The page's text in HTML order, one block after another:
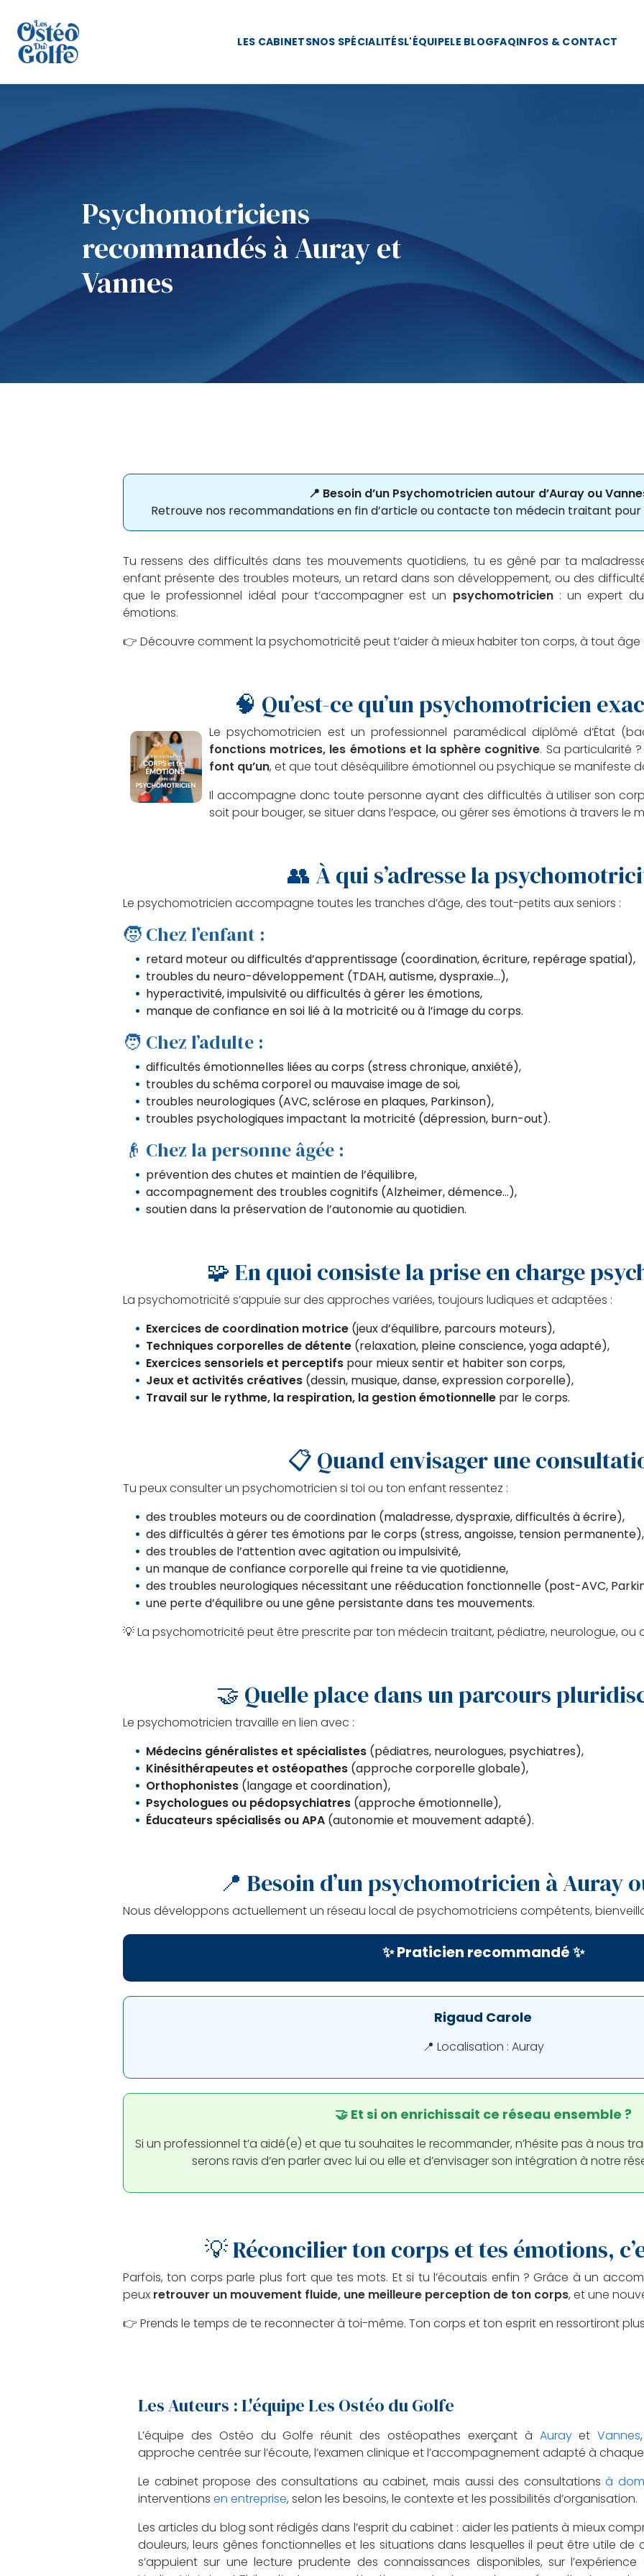
LES CABINETSNOS SPÉCIALITÉSL'ÉQUIPELE BLOGFAQINFOS & CONTACT
Psychomotriciens
recommandés à Auray et
Vannes
📍 Besoin d’un Psychomotricien autour d’Auray ou
Retrouve nos recommandations en fin d’article ou contacte ton médecin traitant
Tu ressens des difficultés dans tes mouvements quotidiens, tu es gêné par ta
enfant présente des troubles moteurs, un retard dans son développement, ou des
que le professionnel idéal pour t’accompagner est un psychomotricien: un expert
émotions.
👉 Découvre comment la psychomotricité peut t’aider à mieux habiter ton corps, à tout
🧠 Qu’est-ce qu’un psychomotricien
Le psychomotricien est un professionnel paramédical diplômé d’État
fonctions motrices, les émotions et la sphère cognitive. Sa particularité
font qu’un, et que tout déséquilibre émotionnel ou psychique se manifeste
Il accompagne donc toute personne ayant des difficultés à utiliser son
soit pour bouger, se situer dans l’espace, ou gérer ses émotions à travers le
👥 À qui s’adresse la
Le psychomotricien accompagne toutes les tranches d’âge, des tout-petits aux seniors :
🧒 Chez l’enfant :
retard moteur ou difficultés d’apprentissage (coordination, écriture, repérage spatial),
troubles du neuro-développement (TDAH, autisme, dyspraxie…),
hyperactivité, impulsivité ou difficultés à gérer les émotions,
manque de confiance en soi lié à la motricité ou à l’image du corps.
🧑 Chez l’adulte :
difficultés émotionnelles liées au corps (stress chronique, anxiété),
troubles du schéma corporel ou mauvaise image de soi,
troubles neurologiques (AVC, sclérose en plaques, Parkinson),
troubles psychologiques impactant la motricité (dépression, burn-out).
👴 Chez la personne âgée :
prévention des chutes et maintien de l’équilibre,
accompagnement des troubles cognitifs (Alzheimer, démence…),
soutien dans la préservation de l’autonomie au quotidien.
🧩 En quoi consiste la prise en charge
La psychomotricité s’appuie sur des approches variées, toujours ludiques et adaptées :
Exercices de coordination motrice (jeux d’équilibre, parcours moteurs),
Techniques corporelles de détente (relaxation, pleine conscience, yoga adapté),
Exercices sensoriels et perceptifs pour mieux sentir et habiter son corps,
Jeux et activités créatives (dessin, musique, danse, expression corporelle),
Travail sur le rythme, la respiration, la gestion émotionnelle par le corps.
📋 Quand envisager une
Tu peux consulter un psychomotricien si toi ou ton enfant ressentez :
des troubles moteurs ou de coordination (maladresse, dyspraxie, difficultés à écrire),
des difficultés à gérer tes émotions par le corps (stress, angoisse, tension permanente),
des troubles de l’attention avec agitation ou impulsivité,
un manque de confiance corporelle qui freine ta vie quotidienne,
des troubles neurologiques nécessitant une rééducation fonctionnelle (post-AVC,
une perte d’équilibre ou une gêne persistante dans tes mouvements.
💡 La psychomotricité peut être prescrite par ton médecin traitant, pédiatre, neurologue, ou
🤝 Quelle place dans un parcours
Le psychomotricien travaille en lien avec :
Médecins généralistes et spécialistes (pédiatres, neurologues, psychiatres),
Kinésithérapeutes et ostéopathes (approche corporelle globale),
Orthophonistes (langage et coordination),
Psychologues ou pédopsychiatres (approche émotionnelle),
Éducateurs spécialisés ou APA (autonomie et mouvement adapté).
📍 Besoin d’un psychomotricien à Auray
Nous développons actuellement un réseau local de psychomotriciens compétents,
✨ Praticien recommandé ✨
Rigaud Carole
📍 Localisation : Auray
🤝 Et si on enrichissait ce réseau ensemble ?
Si un professionnel t’a aidé(e) et que tu souhaites le recommander, n’hésite pas à nous
serons ravis d’en parler avec lui ou elle et d’envisager son intégration à notre
💡 Réconcilier ton corps et tes émotions,
Parfois, ton corps parle plus fort que tes mots. Et si tu l’écoutais enfin ? Grâce à un
peux retrouver un mouvement fluide, une meilleure perception de ton corps, et une
👉 Prends le temps de te reconnecter à toi-même. Ton corps et ton esprit en ressortiront
Les Auteurs : L'équipe Les Ostéo du Golfe
L’équipe des Ostéo du Golfe réunit des ostéopathes exerçant à AurayetVannes
approche centrée sur l’écoute, l’examen clinique et l’accompagnement adapté à
Le cabinet propose des consultations au cabinet, mais aussi des consultationsà
interventions en entreprise, selon les besoins, le contexte et les possibilités d’organisation.
Les articles du blog sont rédigés dans l’esprit du cabinet : aider les patients à mieux
douleurs, leurs gênes fonctionnelles et les situations dans lesquelles il peut être utile de
s’appuient sur une lecture prudente des connaissances disponibles, sur l’expérience